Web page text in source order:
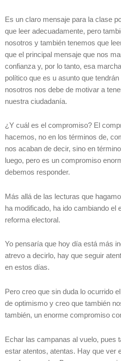
Es un claro mensaje para la clase
que leer adecuadamente, pero
nosotros y también tenemos que
que el principal mensaje que nos
confianza y, por lo tanto, esa
político que es u asunto que
nosotros nos debe de motivar a
nuestra ciudadanía.
¿Y cuál es el compromiso? El
hacemos, no en los términos de,
nos acaban de decir, sino en
luego, pero es un compromiso
debemos responder.
Más allá de las lecturas que
ha modificado, ha ido cambiando el
reforma electoral.
Yo pensaría que hoy día está más
atrevo a decirlo, hay que seguir
en estos días.
Pero creo que sin duda lo ocurrido
de optimismo y creo que también
también, un enorme compromiso
Echar las campanas al vuelo, pues
estar atentos, atentas. Hay que ver